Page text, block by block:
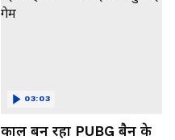
काल बन रहा PUBG बैन के
03:03